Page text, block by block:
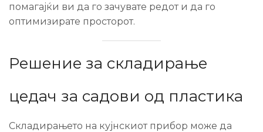
помагајќи ви да го зачувате редот и да го
оптимизирате просторот.
Решение за складирање
цедач за садови од пластика
Складирањето на кујнскиот прибор може да